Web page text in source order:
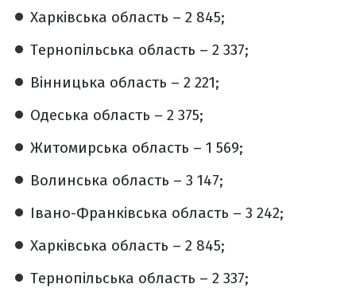
Харківська область – 2 845;
Тернопільська область – 2 337;
Вінницька область – 2 221;
Одеська область – 2 375;
Житомирська область – 1 569;
Волинська область – 3 147;
Івано-Франківська область – 3 242;
Харківська область – 2 845;
Тернопільська область – 2 337;